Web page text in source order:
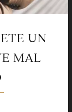
UN
MAL